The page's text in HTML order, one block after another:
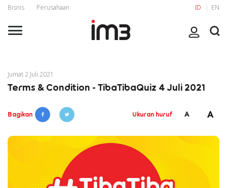
Bisnis Perusahaan ID EN
Jumat 2 Juli 2021
Terms & Condition - TibaTibaQuiz 4 Juli 2021
Bagikan Ukuran huruf A A